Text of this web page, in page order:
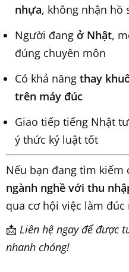
nhựa, không nhận hồ
Người đang ở Nhật,
đúng chuyên môn
Có khả năng thay
trên máy đúc
Giao tiếp tiếng Nhật
ý thức kỷ luật tốt
Nếu bạn đang tìm kiếm
ngành nghề với thu
qua cơ hội việc làm đúc
📩 Liên hệ ngay để được
nhanh chóng!